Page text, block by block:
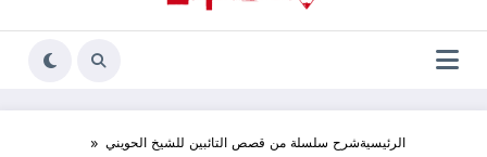
الرئيسيةشرح سلسلة من قصص التائبين للشيخ الحويني